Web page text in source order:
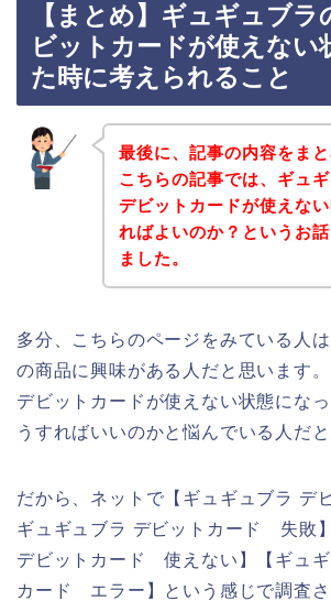
【まとめ】ギュギュブ
ビットカードが使えない
た時に考えられること
最後に、記事の内容をまと
こちらの記事では、ギュ
デビットカードが使えな
ればよいのか？というお
ました。
多分、こちらのページをみている人
の商品に興味がある人だと思います
デビットカードが使えない状態にな
うすればいいのかと悩んでいる人だと
だから、ネットで【ギュギュブラ デ
ギュギュブラ デビットカード 失敗
デビットカード 使えない】【ギュギ
カード エラー】という感じで調査